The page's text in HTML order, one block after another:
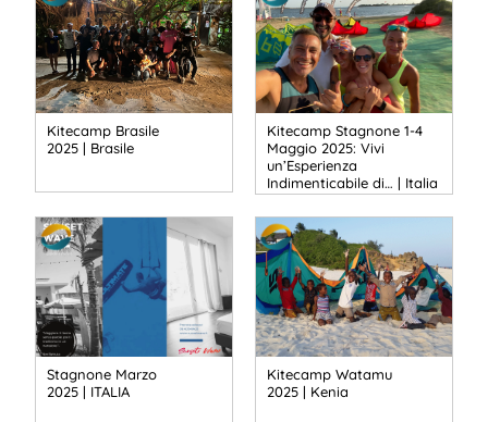
Kitecamp Brasile
2025 | Brasile
Kitecamp Stagnone 1-4
Maggio 2025: Vivi
un’Esperienza
Indimenticabile di… | Italia
Stagnone Marzo
2025 | ITALIA
Kitecamp Watamu
2025 | Kenia